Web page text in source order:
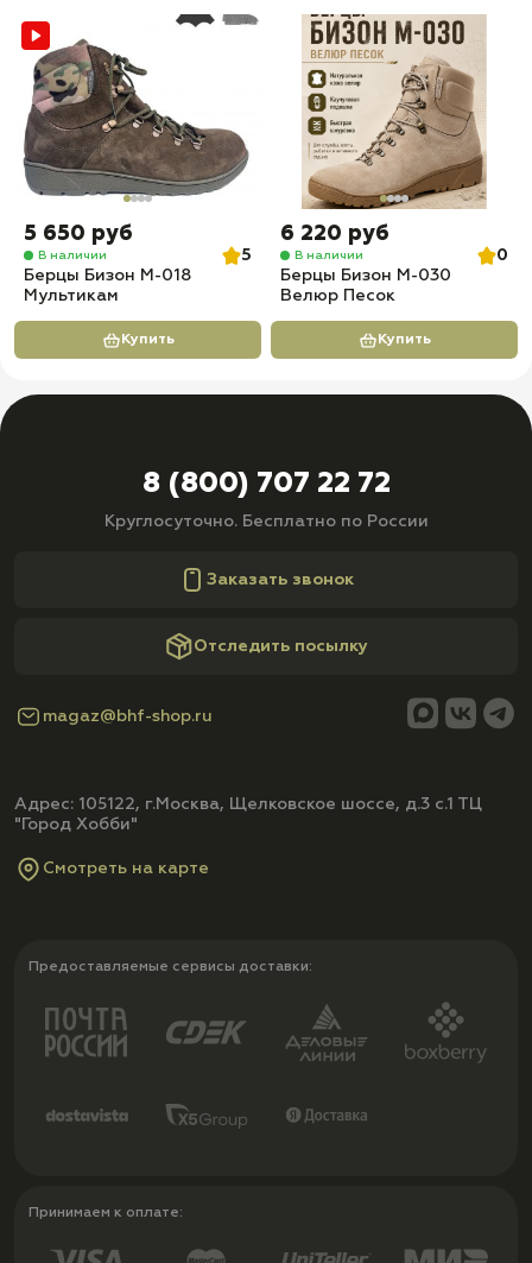
5 650 руб
В наличии
5
Берцы Бизон М-018
Мультикам
Купить
6 220 руб
В наличии
0
Берцы Бизон М-030
Велюр Песок
Купить
8 (800) 707 22 72
Круглосуточно. Бесплатно по России
Заказать звонок
Отследить посылку
magaz@bhf-shop.ru
Адрес: 105122, г.Москва, Щелковское шоссе, д.3 с.1 ТЦ
"Город Хобби"
Смотреть на карте
Предоставляемые сервисы доставки:
Принимаем к оплате: